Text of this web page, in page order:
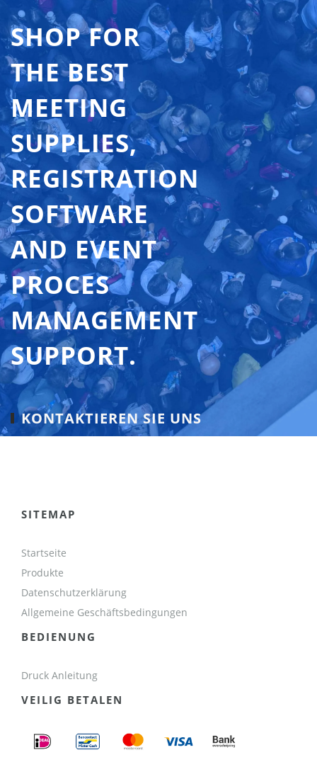
SHOP FOR
THE BEST
MEETING
SUPPLIES,
REGISTRATION
SOFTWARE
AND EVENT
PROCES
MANAGEMENT
SUPPORT.
KONTAKTIEREN SIE UNS
SITEMAP
Startseite
Produkte
Datenschutzerklärung
Allgemeine Geschäftsbedingungen
BEDIENUNG
Druck Anleitung
VEILIG BETALEN